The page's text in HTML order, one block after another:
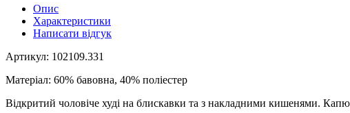
Опис
Характеристики
Написати відгук
Артикул: 102109.331
Матеріал: 60% бавовна, 40% поліестер
Відкритий чоловіче худі на блискавки та з накладними кишенями.